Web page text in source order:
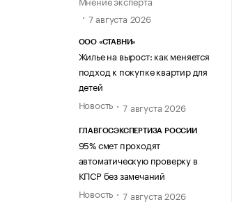
7 августа 2026
ООО «СТАВНИ»
Жилье на вырост: как меняется
подход к покупке квартир для
детей
Новость
7 августа 2026
ГЛАВГОСЭКСПЕРТИЗА РОССИИ
95% смет проходят
автоматическую проверку в
КПСР без замечаний
Новость
7 августа 2026